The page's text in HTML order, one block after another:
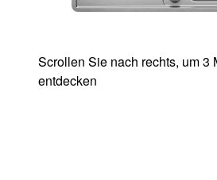
Scrollen Sie nach rechts, um 3
entdecken